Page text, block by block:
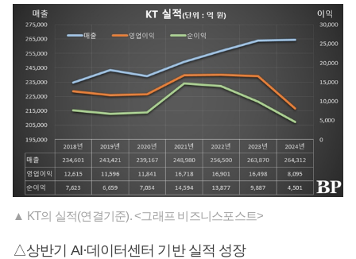
▲ KT의 실적(연결기준). <그래프 비즈니스포스트>
△상반기 AI·데이터센터 기반 실적 성장